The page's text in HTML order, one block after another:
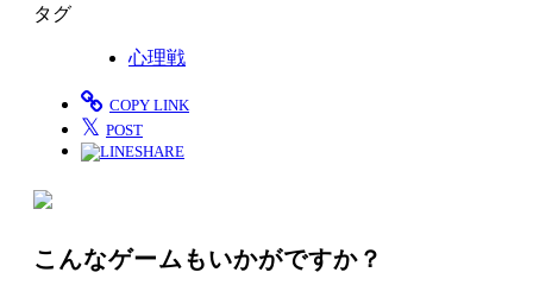
タグ
心理戦
COPY LINK
𝕏 POST
SHARE
こんなゲームもいかがですか？